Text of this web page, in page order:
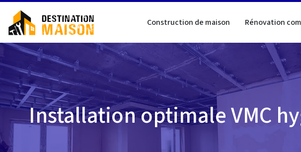
Construction de maison Rénovation
Installation optimale VMC